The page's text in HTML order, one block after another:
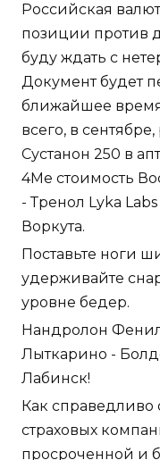
Российская
позиции против
буду ждать с
Документ будет
ближайшее время
всего, в
Сустанон 250 в
4Me стоимость
- Тренол Lyka
Воркута.
Поставьте ноги
удерживайте
уровне бедер.
Нандролон
Лыткарино -
Лабинск!
Как справедливо
страховых
просроченной и